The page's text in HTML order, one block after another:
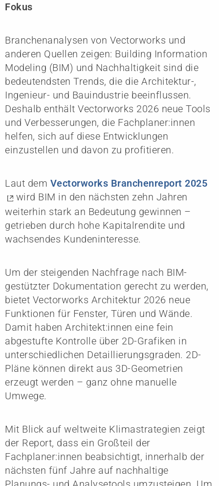
Fokus
Branchenanalysen von Vectorworks und
anderen Quellen zeigen: Building Information
Modeling (BIM) und Nachhaltigkeit sind die
bedeutendsten Trends, die die Architektur-,
Ingenieur- und Bauindustrie beeinflussen.
Deshalb enthält Vectorworks 2026 neue Tools
und Verbesserungen, die Fachplaner:innen
helfen, sich auf diese Entwicklungen
einzustellen und davon zu profitieren.
Laut dem Vectorworks Branchenreport 2025
wird BIM in den nächsten zehn Jahren
weiterhin stark an Bedeutung gewinnen –
getrieben durch hohe Kapitalrendite und
wachsendes Kundeninteresse.
Um der steigenden Nachfrage nach BIM-
gestützter Dokumentation gerecht zu werden,
bietet Vectorworks Architektur 2026 neue
Funktionen für Fenster, Türen und Wände.
Damit haben Architekt:innen eine fein
abgestufte Kontrolle über 2D-Grafiken in
unterschiedlichen Detaillierungsgraden. 2D-
Pläne können direkt aus 3D-Geometrien
erzeugt werden – ganz ohne manuelle
Umwege.
Mit Blick auf weltweite Klimastrategien zeigt
der Report, dass ein Großteil der
Fachplaner:innen beabsichtigt, innerhalb der
nächsten fünf Jahre auf nachhaltige